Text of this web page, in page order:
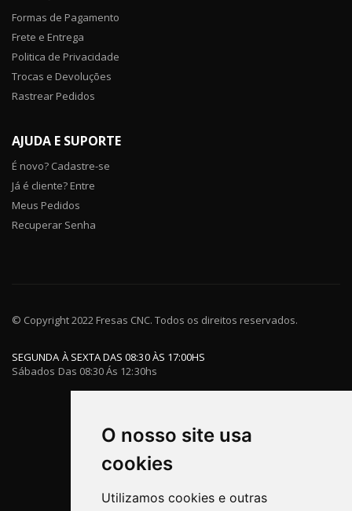
O nosso site usa
cookies
Utilizamos cookies e outras
Formas de Pagamento
Frete e Entrega
Politica de Privacidade
Trocas e Devoluções
Rastrear Pedidos
AJUDA E SUPORTE
É novo? Cadastre-se
Já é cliente? Entre
Meus Pedidos
Recuperar Senha
© Copyright 2022 Fresas CNC. Todos os direitos reservados.
SEGUNDA À SEXTA DAS 08:30 ÀS 17:00HS
Sábados Das 08:30 Ás 12:30hs